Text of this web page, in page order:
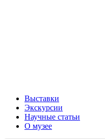
Выставки
Экскурсии
Научные статьи
О музее